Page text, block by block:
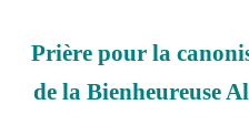
Prière pour la
de la Bienheureuse